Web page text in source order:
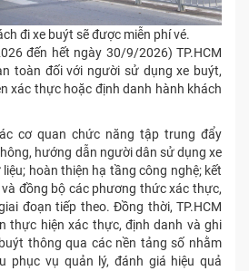
đi xe buýt sẽ được miễn phí vé.
đến hết ngày 30/9/2026) TP.HCM
toàn đối với người sử dụng xe buýt,
xác thực hoặc định danh hành khách
cơ quan chức năng tập trung đẩy
hướng dẫn người dân sử dụng xe
hoàn thiện hạ tầng công nghệ; kết
đồng bộ các phương thức xác thực,
đoạn tiếp theo. Đồng thời, TP.HCM
thực hiện xác thực, định danh và ghi
thông qua các nền tảng số nhằm
phục vụ quản lý, đánh giá hiệu quả